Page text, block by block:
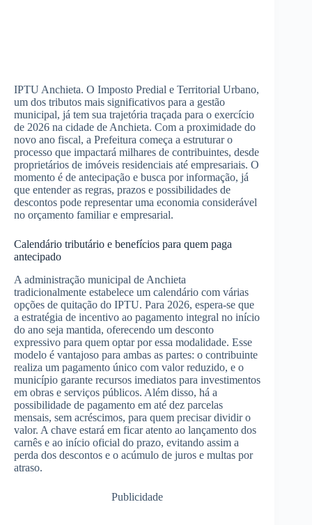
IPTU Anchieta. O Imposto Predial e Territorial Urbano,
um dos tributos mais significativos para a gestão
municipal, já tem sua trajetória traçada para o exercício
de 2026 na cidade de Anchieta. Com a proximidade do
novo ano fiscal, a Prefeitura começa a estruturar o
processo que impactará milhares de contribuintes, desde
proprietários de imóveis residenciais até empresariais. O
momento é de antecipação e busca por informação, já
que entender as regras, prazos e possibilidades de
descontos pode representar uma economia considerável
no orçamento familiar e empresarial.
Calendário tributário e benefícios para quem paga
antecipado
A administração municipal de Anchieta
tradicionalmente estabelece um calendário com várias
opções de quitação do IPTU. Para 2026, espera-se que
a estratégia de incentivo ao pagamento integral no início
do ano seja mantida, oferecendo um desconto
expressivo para quem optar por essa modalidade. Esse
modelo é vantajoso para ambas as partes: o contribuinte
realiza um pagamento único com valor reduzido, e o
município garante recursos imediatos para investimentos
em obras e serviços públicos. Além disso, há a
possibilidade de pagamento em até dez parcelas
mensais, sem acréscimos, para quem precisar dividir o
valor. A chave estará em ficar atento ao lançamento dos
carnês e ao início oficial do prazo, evitando assim a
perda dos descontos e o acúmulo de juros e multas por
atraso.
Publicidade